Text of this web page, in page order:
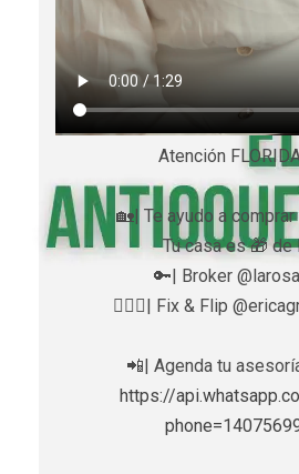
Atención
🏡| Te ayudo a comprar
Tu casa es 🎁 de
🔑| Broker
👷🏼‍♀️| Fix & Flip
📲| Agenda tu
https://